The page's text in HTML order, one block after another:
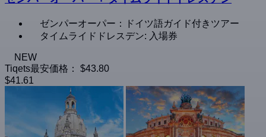
ゼンパーオーパー：ドイツ語ガイド付きツアー
タイムライドドレスデン: 入場券
NEW
Tiqets最安価格：
$43.80
$41.61